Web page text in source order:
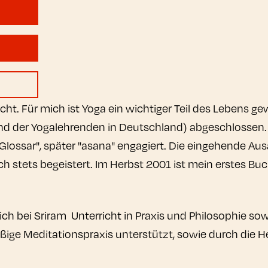
Für mich ist Yoga ein wichtiger Teil des Lebens
der Yogalehrenden in Deutschland)
später "asana" engagiert. Die eingehende
stets begeistert. Im Herbst 2001 ist mein erstes
bei Sriram Unterricht in Praxis und Philosophie
Meditationspraxis unterstützt, sowie durch die